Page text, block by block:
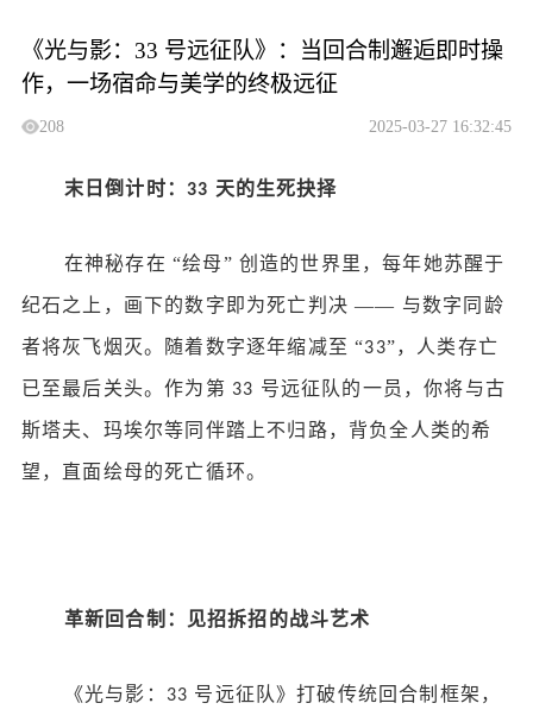
《光与影：33 号远征队》：当回合制邂逅即时操
作，一场宿命与美学的终极远征
208 2025-03-27 16:32:45
末日倒计时： 33 天的生死抉择
在神秘存在 “绘母” 创造的世界里，每年她苏醒于
纪石之上，画下的数字即为死亡判决 —— 与数字同龄
者将灰飞烟灭。随着数字逐年缩减至 “33”，人类存亡
已至最后关头。作为第 33 号远征队的一员，你将与古
斯塔夫、玛埃尔等同伴踏上不归路，背负全人类的希
望，直面绘母的死亡循环。
革新回合制：见招拆招的战斗艺术
《光与影： 33 号远征队》打破传统回合制框架，